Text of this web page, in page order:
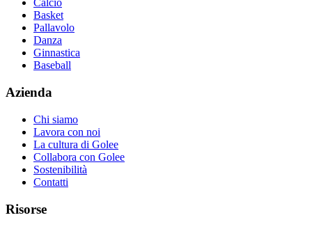
Calcio
Basket
Pallavolo
Danza
Ginnastica
Baseball
Azienda
Chi siamo
Lavora con noi
La cultura di Golee
Collabora con Golee
Sostenibilità
Contatti
Risorse